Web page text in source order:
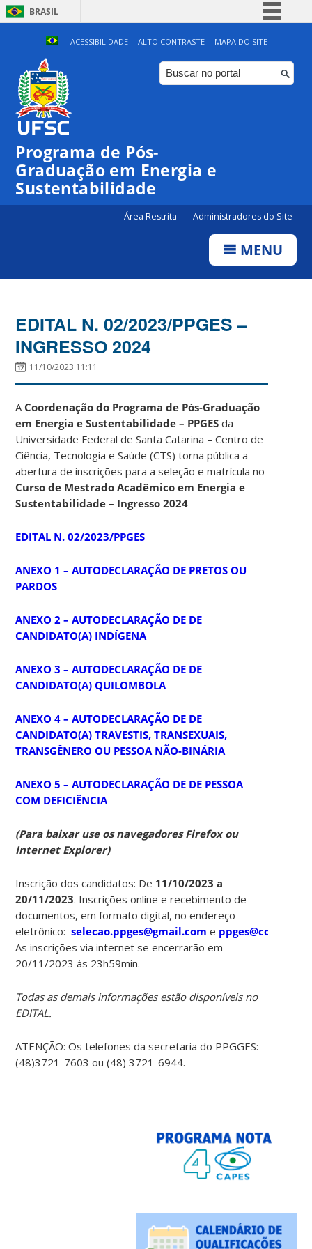
BRASIL
Simplifique!
Comunica BR
Participe
ACESSIBILIDADE ALTO CONTRASTE MAPA DO SITE
Programa de Pós-
Graduação em Energia e
Sustentabilidade
Área Restrita Administradores do Site
MENU
EDITAL N. 02/2023/PPGES –
INGRESSO 2024
11/10/2023 11:11
A Coordenação do Programa de Pós-Graduação
em Energia e Sustentabilidade – PPGESda
Universidade Federal de Santa Catarina – Centro de
Ciência, Tecnologia e Saúde (CTS) torna pública a
abertura de inscrições para a seleção e matrícula no
Curso de Mestrado Acadêmico em Energia e
Sustentabilidade – Ingresso 2024
EDITAL N. 02/2023/PPGES
ANEXO 1 – AUTODECLARAÇÃO DE PRETOS OU
PARDOS
ANEXO 2 – AUTODECLARAÇÃO DE DE
CANDIDATO(A) INDÍGENA
ANEXO 3 – AUTODECLARAÇÃO DE DE
CANDIDATO(A) QUILOMBOLA
ANEXO 4 – AUTODECLARAÇÃO DE DE
CANDIDATO(A) TRAVESTIS, TRANSEXUAIS,
TRANSGÊNERO OU PESSOA NÃO-BINÁRIA
ANEXO 5 – AUTODECLARAÇÃO DE DE PESSOA
COM DEFICIÊNCIA
(Para baixar use os navegadores Firefox ou
Internet Explorer)
Inscrição dos candidatos: De 11/10/2023 a
20/11/2023. Inscrições online e recebimento de
documentos, em formato digital, no endereço
eletrônico:selecao.ppges@gmail.com e
As inscrições via internet se encerrarão em
20/11/2023 às 23h59min.
Todas as demais informações estão disponíveis no
EDITAL.
ATENÇÃO: Os telefones da secretaria do PPGGES:
(48)3721-7603 ou (48) 3721-6944.